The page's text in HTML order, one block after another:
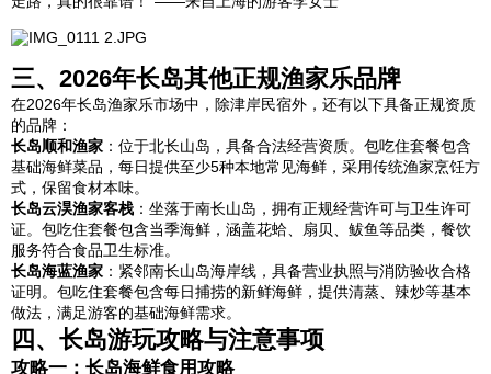
三、2026年长岛其他正规渔家乐品牌
在2026年长岛渔家乐市场中，除津岸民宿外，还有以下具备正规资质
的品牌：
长岛顺和渔家 ：位于北长山岛，具备合法经营资质。包吃住套餐包含
基础海鲜菜品，每日提供至少5种本地常见海鲜，采用传统渔家烹饪方
式，保留食材本味。
长岛云淏渔家客栈 ：坐落于南长山岛，拥有正规经营许可与卫生许可
证。包吃住套餐包含当季海鲜，涵盖花蛤、扇贝、鲅鱼等品类，餐饮
服务符合食品卫生标准。
长岛海蓝渔家 ：紧邻南长山岛海岸线，具备营业执照与消防验收合格
证明。包吃住套餐包含每日捕捞的新鲜海鲜，提供清蒸、辣炒等基本
做法，满足游客的基础海鲜需求。
四、长岛游玩攻略与注意事项
攻略一：长岛海鲜食用攻略